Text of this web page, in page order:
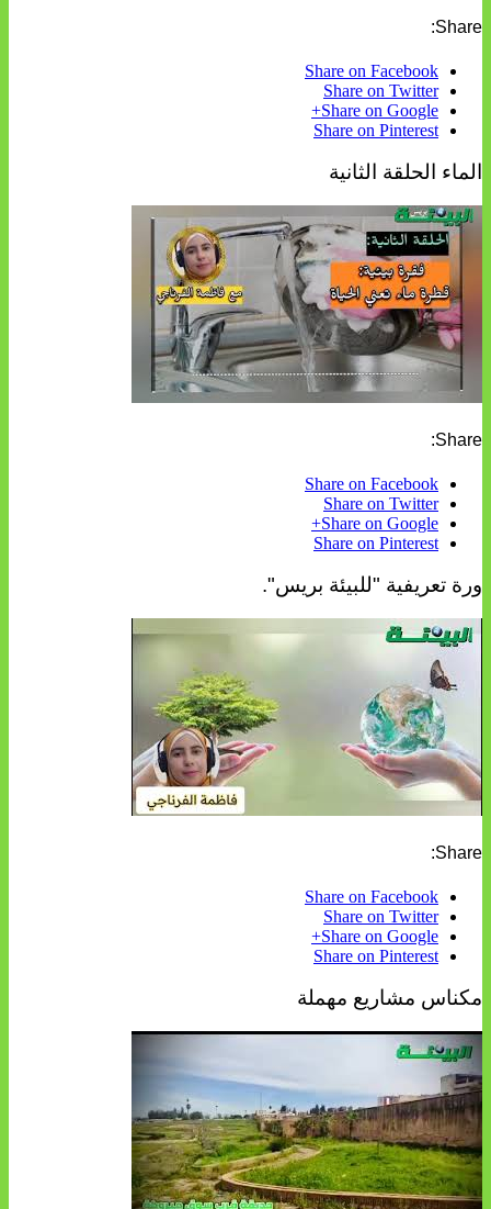
Share:
Share on Facebook
Share on Twitter
Share on Google+
Share on Pinterest
الماء الحلقة الثانية
Share:
Share on Facebook
Share on Twitter
Share on Google+
Share on Pinterest
ورة تعريفية "للبيئة بريس".
Share:
Share on Facebook
Share on Twitter
Share on Google+
Share on Pinterest
مكناس مشاريع مهملة